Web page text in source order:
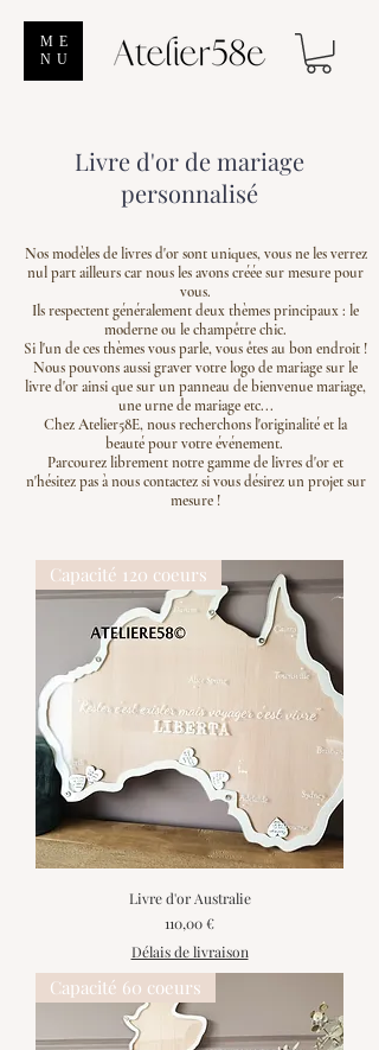
ME
NU
Livre d'or de mariage
personnalisé
Nos modèles de livres d'or sont uniques, vous ne les verrez
nul part ailleurs car nous les avonscrééesur mesure pour
vous.
Ils respectent généralement deux thèmes principaux : le
moderne ou le champêtre chic.
Si l'un de ces thèmes vous parle, vous êtes au bon endroit !
Nous pouvons aussi graver votre logo de mariage sur le
livre d'or ainsi que sur un panneau de bienvenue mariage,
une urne de mariage etc...
Chez Atelier58E, nous recherchons l'originalité et la
beauté pour votre événement.
Parcourez librement notre gamme de livres d'or et
n'hésitez pas à nous contactez si vous désirez un projet sur
mesure !
Capacité 120 coeurs
Livre d'or Australie
Prix
110,00 €
Délais de livraison
Capacité 60 coeurs